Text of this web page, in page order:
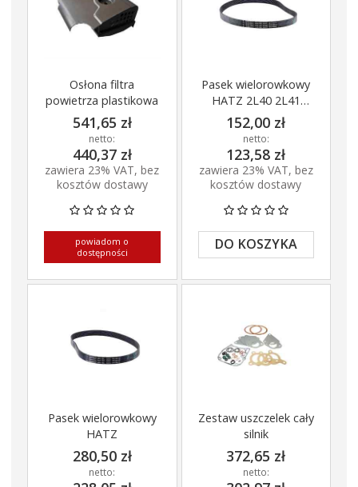
Osłona filtra
powietrza plastikowa
541,65 zł
netto:
440,37 zł
zawiera 23% VAT, bez
kosztów dostawy
powiadom o
dostępności
Pasek wielorowkowy
HATZ 2L40 2L41
3L30S 3L30Z
152,00 zł
netto:
123,58 zł
zawiera 23% VAT, bez
kosztów dostawy
DO KOSZYKA
Pasek wielorowkowy
HATZ
280,50 zł
netto:
Zestaw uszczelek cały
silnik
372,65 zł
netto: